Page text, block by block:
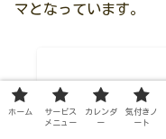
マとなっています。
ホーム
サービス
メニュー
カレンダ
ー
気付きノ
ート